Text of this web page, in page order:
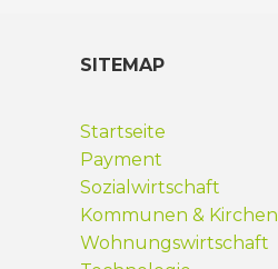
SITEMAP
Startseite
Payment
Sozialwirtschaft
Kommunen & Kirchen
Wohnungswirtschaft